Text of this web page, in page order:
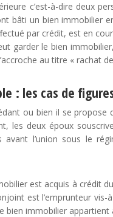
c’est-à-dire deux
bâti un bien immobilier
par crédit, est en
garder le bien
au titre « rachat
: les cas de
ou bien il se propose
les deux époux
avant l’union sous le
est acquis à crédit
est l’emprunteur
bien immobilier